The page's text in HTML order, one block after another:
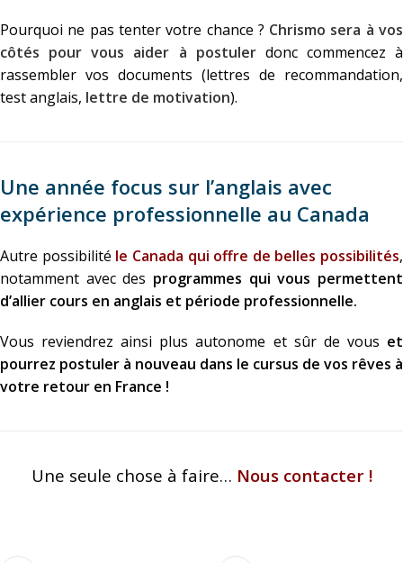
Pourquoi ne pas tenter votre chance ? Chrismo sera à vos
côtés pour vous aider à postulerdonc commencez à
rassembler vos documents (lettres de recommandation,
test anglais, lettre de motivation).
Une année focus sur l’anglais avec
expérience professionnelle au Canada
Autre possibilité le Canada qui offre de belles possibilités,
notamment avec des programmes qui vous permettent
d’allier cours en anglais et période professionnelle.
Vous reviendrez ainsi plus autonome et sûr de vous et
pourrez postuler à nouveau dans le cursus de vos rêves à
votre retour en France !
Une seule chose à faire… Nous contacter !